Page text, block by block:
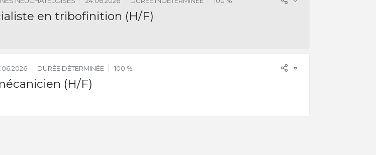
en tribofinition (H/F)
DURÉE DÉTERMINÉE 100 %
(H/F)